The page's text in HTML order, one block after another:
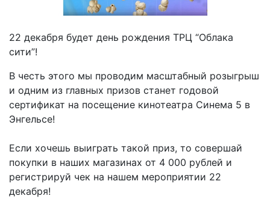
22 декабря будет день рождения ТРЦ “Облака
сити”!
В честь этого мы проводим масштабный розыгрыш
и одним из главных призов станет годовой
сертификат на посещение кинотеатра Синема 5 в
Энгельсе!
Если хочешь выиграть такой приз, то совершай
покупки в наших магазинах от 4 000 рублей и
регистрируй чек на нашем мероприятии 22
декабря!